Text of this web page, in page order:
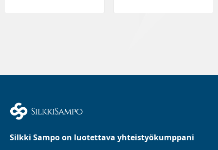
Silkki Sampo on luotettava yhteistyökumppani